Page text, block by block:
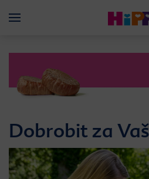
Menü
Dobrobit za